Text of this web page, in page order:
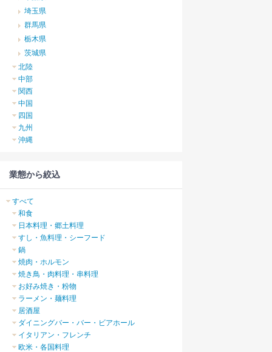
埼玉県
群馬県
栃木県
茨城県
北陸
中部
関西
中国
四国
九州
沖縄
業態から絞込
すべて
和食
日本料理・郷土料理
すし・魚料理・シーフード
鍋
焼肉・ホルモン
焼き鳥・肉料理・串料理
お好み焼き・粉物
ラーメン・麺料理
居酒屋
ダイニングバー・バー・ビアホール
イタリアン・フレンチ
欧米・各国料理